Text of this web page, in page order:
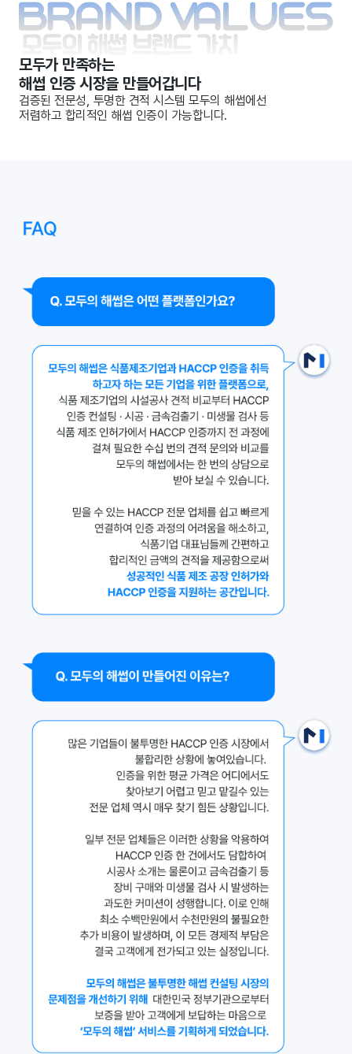
모두가 만족하는
해썹 인증 시장을 만들어갑니다
검증된 전문성, 투명한 견적 시스템 모두의 해썹에선
저렴하고 합리적인 해썹 인증이 가능합니다.